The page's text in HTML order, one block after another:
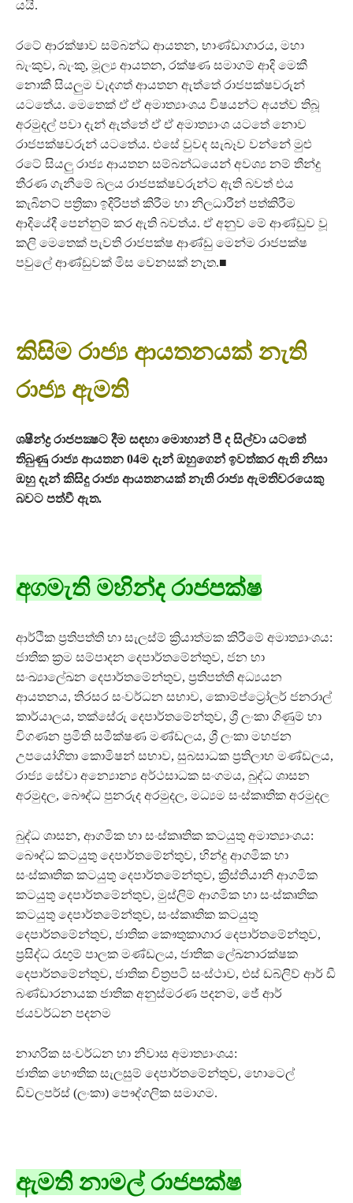
යයි.
රටේ ආරක්ෂාව සම්බන්ධ ආයතන, භාණ්ඩාගාරය, මහා
බැංකුව, බැංකු, මූල්‍ය ආයතන, රක්ෂණ සමාගම් ආදි මෙකී
නොකී සියලුම වැදගත් ආයතන ඇත්තේ රාජපක්ෂවරුන්
යටතේය. මෙතෙක් ඒ ඒ අමාත්‍යාංශය විෂයන්ට අයත්ව තිබූ
අරමුදල් පවා දැන් ඇත්තේ ඒ ඒ අමාත්‍යාංශ යටතේ නොව
රාජපක්ෂවරුන් යටතේය. එසේ වුවද සැබෑව වන්නේ මුළු
රටේ සියලු රාජ්‍ය ආයතන සම්බන්ධයෙන් අවශ්‍ය නම් තීන්දු
තීරණ ගැනීමේ බලය රාජපක්ෂවරුන්ට ඇති බවත් එය
කැබිනට් පත්‍රිකා ඉදිරිපත් කිරීම හා නිලධාරීන් පත්කිරීම
ආදියේදී පෙන්නුම් කර ඇති බවත්ය. ඒ අනුව මේ ආණ්ඩුව වූ
කලි මෙතෙක් පැවති රාජපක්ෂ ආණ්ඩු මෙන්ම රාජපක්ෂ
පවුලේ ආණ්ඩුවක් මිස වෙනසක් නැත.■
කිසිම රාජ්‍ය ආයතනයක් නැති
රාජ්‍ය ඇමති
ශෂීන්ද්‍ර රාජපක්‍ෂට දීම සඳහා මොහාන් පී ද සිල්වා යටතේ
තිබුණු රාජ්‍ය ආයතන 04ම දැන් ඔහුගෙන් ඉවත්කර ඇති නිසා
ඔහු දැන් කිසිදු රාජ්‍ය ආයතනයක් නැති රාජ්‍ය ඇමතිවරයෙකු
බවට පත්වී ඇත.
අගමැති මහින්ද රාජපක්ෂ
ආර්ථික ප්‍රතිපත්ති හා සැලස්ම් ක්‍රියාත්මක කිරීමේ අමාත්‍යාංශය:
ජාතික ක්‍රම සම්පාදන දෙපාර්තමේන්තුව, ජන හා
සංඛ්‍යාලේඛන දෙපාර්තමේන්තුව, ප්‍රතිපත්ති අධ්‍යයන
ආයතනය, තිරසර සංවර්ධන සභාව, කොම්ප්ට්‍රෝලර් ජනරාල්
කාර්යාලය, තක්සේරු දෙපාර්තමේන්තුව, ශ්‍රී ලංකා ගිණුම් හා
විගණන ප්‍රමිති සමීක්ෂණ මණ්ඩලය, ශ්‍රී ලංකා මහජන
උපයෝගිතා කොමිෂන් සභාව, සුබසාධක ප්‍රතිලාභ මණ්ඩලය,
රාජ්‍ය සේවා අන්‍යොන්‍ය අර්ථසාධක සංගමය, බුද්ධ ශාසන
අරමුදල, බෞද්ධ පුනරුද අරමුදල, මධ්‍යම සංස්කෘතික අරමුදල
බුද්ධ ශාසන, ආගමික හා සංස්කෘතික කටයුතු අමාත්‍යාංශය:
බෞද්ධ කටයුතු දෙපාර්තමේන්තුව, හින්දු ආගමික හා
සංස්කෘතික කටයුතු දෙපාර්තමේන්තුව, ක්‍රිස්තියානි ආගමික
කටයුතු දෙපාර්තමේන්තුව, මුස්ලිම් ආගමික හා සංස්කෘතික
කටයුතු දෙපාර්තමේන්තුව, සංස්කෘතික කටයුතු
දෙපාර්තමේන්තුව, ජාතික කෞතුකාගාර දෙපාර්තමේන්තුව,
ප්‍රසිද්ධ රැඟුම් පාලක මණ්ඩලය, ජාතික ලේඛනාරක්ෂක
දෙපාර්තමේන්තුව, ජාතික චිත්‍රපටි සංස්ථාව, එස් ඩබ්ලිව් ආර් ඩී
බණ්ඩාරනායක ජාතික අනුස්මරණ පදනම, ජේ ආර්
ජයවර්ධන පදනම
නාගරික සංවර්ධන හා නිවාස අමාත්‍යාංශය:
ජාතික භෞතික සැලසුම් දෙපාර්තමේන්තුව, හොටෙල්
ඩිවලපර්ස් (ලංකා) පෞද්ගලික සමාගම.
ඇමති නාමල් රාජපක්ෂ